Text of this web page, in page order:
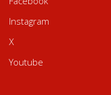
Instagram
X
Youtube